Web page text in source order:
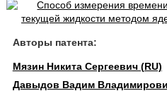
Авторы патента:
Мязин Никита Сергеевич (RU)
Давыдов Вадим